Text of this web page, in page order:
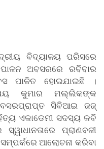
ବିଦ୍ୟାଳୟ ପରିସରେ
ଅବସରରେ ରବିବାର
ପାଳିତ ହୋଇଯାଇଛି ।
କୁମାର ମଲ୍ଲିକଙ୍କ
ସିବିଆଇ ଜଜ୍
ଏକାଡେମୀ ସଦସ୍ୟ କବି
ପ୍ରାଣବଳୀ
ଆଲୋଚନା କରିବା